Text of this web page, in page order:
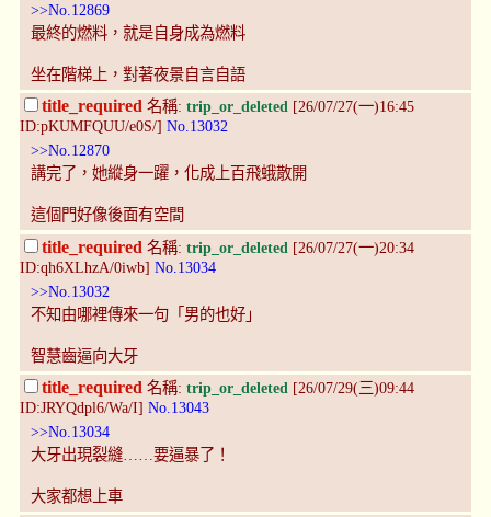
>>No.12869
最終的燃料，就是自身成為燃料
坐在階梯上，對著夜景自言自語
title_required 名稱: trip_or_deleted [26/07/27(一)16:45
ID:pKUMFQUU/e0S/] No.13032
>>No.12870
講完了，她縱身一躍，化成上百飛蛾散開
這個門好像後面有空間
title_required 名稱: trip_or_deleted [26/07/27(一)20:34
ID:qh6XLhzA/0iwb] No.13034
>>No.13032
不知由哪裡傳來一句「男的也好」
智慧齒逼向大牙
title_required 名稱: trip_or_deleted [26/07/29(三)09:44
ID:JRYQdpl6/Wa/I] No.13043
>>No.13034
大牙出現裂縫……要逼暴了！
大家都想上車